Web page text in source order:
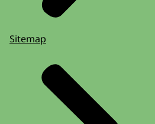
Sitemap